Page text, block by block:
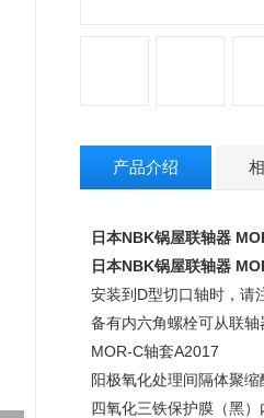
产品介绍
日本NBK锅屋联轴器
日本NBK锅屋联轴器
安装到D型切口轴时，
备有内六角螺栓可从联
MOR-C轴套A2017
阳极氧化处理间隔体聚
四氧化三铁保护膜（黑